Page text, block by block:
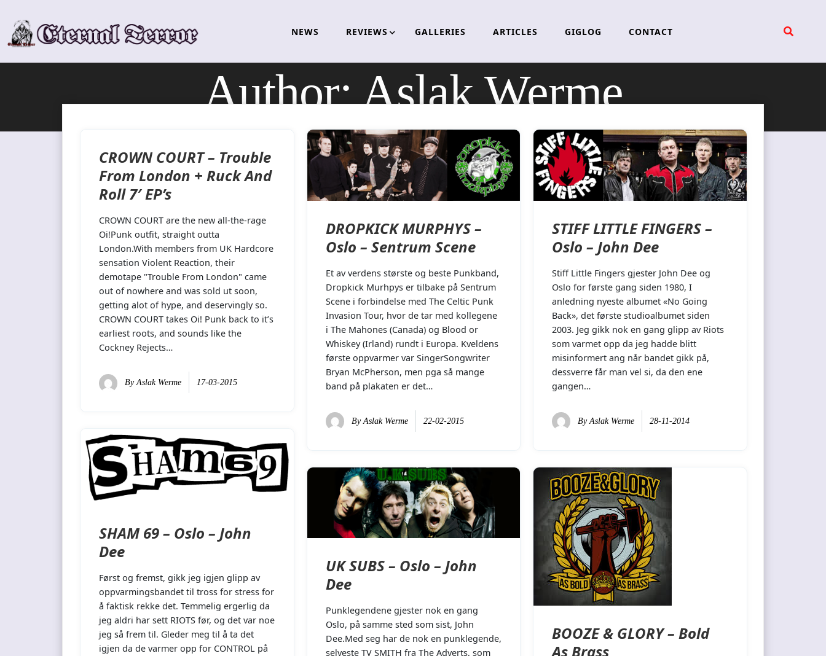
content
NEWS REVIEWS GALLERIES ARTICLES GIGLOG CONTACT
Author:Aslak Werme
CROWN COURT – Trouble
From London + Ruck And
Roll 7′ EP’s
CROWN COURT are the new all-the-rage
Oi!Punk outfit, straight outta
London.With members from UK Hardcore
sensation Violent Reaction, their
demotape "Trouble From London" came
out of nowhere and was sold ut soon,
getting alot of hype, and deservingly so.
CROWN COURT takes Oi! Punk back to it’s
earliest roots, and sounds like the
Cockney Rejects…
ByAslak Werme 17-03-2015
DROPKICK MURPHYS –
Oslo – Sentrum Scene
Et av verdens største og beste Punkband,
Dropkick Murhpys er tilbake på Sentrum
Scene i forbindelse med The Celtic Punk
Invasion Tour, hvor de tar med kollegene
i The Mahones (Canada) og Blood or
Whiskey (Irland) rundt i Europa. Kveldens
første oppvarmer var SingerSongwriter
Bryan McPherson, men pga så mange
band på plakaten er det…
By Aslak Werme 22-02-2015
STIFF LITTLE FINGERS –
Oslo – John Dee
Stiff Little Fingers gjester John Dee og
Oslo for første gang siden 1980, I
anledning nyeste albumet «No Going
Back», det første studioalbumet siden
2003. Jeg gikk nok en gang glipp av Riots
som varmet opp da jeg hadde blitt
misinformert ang når bandet gikk på,
dessverre får man vel si, da den ene
gangen…
ByAslak Werme 28-11-2014
SHAM 69 – Oslo – John
Dee
Først og fremst, gikk jeg igjen glipp av
oppvarmingsbandet til tross for stress for
å faktisk rekke det. Temmelig ergerlig da
jeg aldri har sett RIOTS før, og det var noe
jeg så frem til. Gleder meg til å ta det
igjen da de varmer opp for CONTROL på
UK SUBS – Oslo – John
Dee
Punklegendene gjester nok en gang
Oslo, på samme sted som sist, John
Dee.Med seg har de nok en punklegende,
selveste TV SMITH fra The Adverts, som
BOOZE & GLORY – Bold
As Brass